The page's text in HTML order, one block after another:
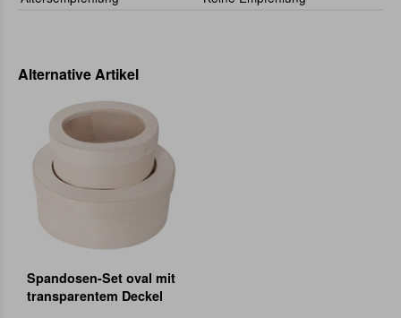
Alternative Artikel
Spandosen-Set oval mit
transparentem Deckel